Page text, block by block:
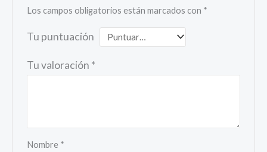
Los campos obligatorios están marcados con *
Tu puntuación
Tu valoración *
Nombre *